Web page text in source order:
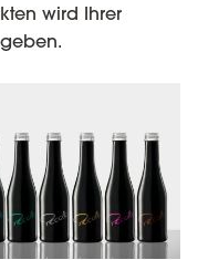
wird Ihrer